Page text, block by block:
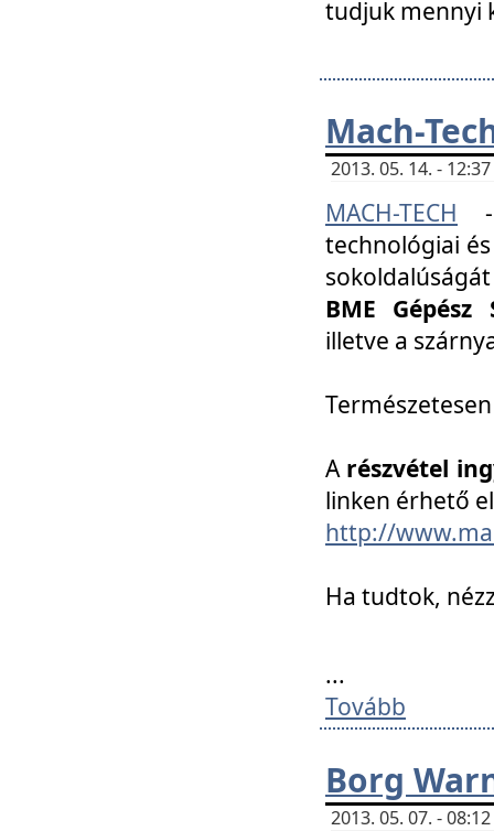
tudjuk mennyi
Mach-
2013. 05. 14. -
MACH-TECH
technológiai
BME
illetve a
A részvétel
linken érhető
http://
Ha tudtok,
...
Tovább
Borg
2013. 05. 07. -